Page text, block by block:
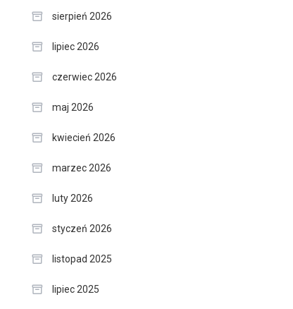
sierpień 2026
lipiec 2026
czerwiec 2026
maj 2026
kwiecień 2026
marzec 2026
luty 2026
styczeń 2026
listopad 2025
lipiec 2025